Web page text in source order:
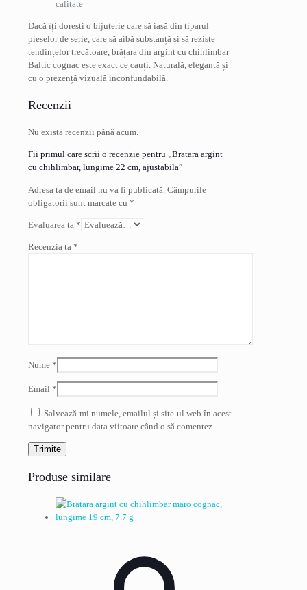
calitate
Dacă îți dorești o bijuterie care să iasă din tiparul
pieselor de serie, care să aibă substanță și să reziste
tendințelor trecătoare, brățara din argint cu chihlimbar
Baltic cognac este exact ce cauți. Naturală, elegantă și
cu o prezență vizuală inconfundabilă.
Recenzii
Nu există recenzii până acum.
Fii primul care scrii o recenzie pentru „Bratara argint
cu chihlimbar, lungime 22 cm, ajustabila”
Adresa ta de email nu va fi publicată. Câmpurile
obligatorii sunt marcate cu *
Evaluarea ta *
Recenzia ta *
Nume *
Email *
Salvează-mi numele, emailul și site-ul web în acest
navigator pentru data viitoare când o să comentez.
Produse similare